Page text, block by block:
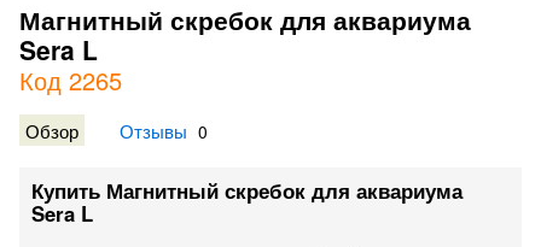
Магнитный скребок для аквариума
Sera L
Код 2265
Обзор Отзывы 0
Купить Магнитный скребок для аквариума
Sera L